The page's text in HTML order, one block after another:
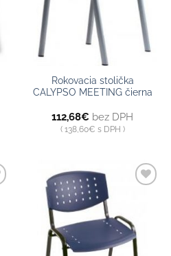
Rokovacia stolička
CALYPSO MEETING čierna
112,68€ bez DPH
138,60€ s DPH